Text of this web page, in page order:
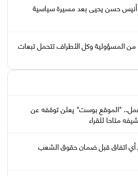
أنيس حسن يحيى بعد مسيرة سياسية
المسؤولية وكل الأطراف تتحمل تبعات
"الموقع بوست" يعلن توقفه عن
متاحا للقراء
أي اتفاق قبل ضمان حقوق الشعب